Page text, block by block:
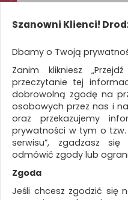
KATEGORIE
WSZYSTKIE KATEGORIE
FILTRY
REKLAMA
AKTUALNOŚCI
Szanowni Klienci!
Dbamy o Twoją
Zanim klikniesz
przeczytanie tej
dobrowolną zgodę na
osobowych przez nas i
oraz przekazujemy
prywatności w tym o tzw.
serwisu”, zgadzasz
odmówić zgody lub
Zgoda
Jeśli chcesz zgodzić się